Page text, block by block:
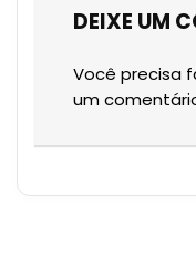
DEIXE UM
Você precisa
um